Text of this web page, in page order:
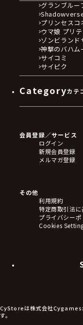
グランブルー
プリンセス
ウマ娘 プリ
ゾンビランド
神撃のバハム
サイコミ
サイピク
Categoryカテ
フィギュア
アクリルスタ
バッジ
キーホルダー
ステッカー・
タペストリー
アームサポー
ブレードホル
食品・飲料品
アパレル小物
アクセサリー
会員登録／サービス
ログイン
新規会員登録
メルマガ登録
その他
利用規約
特定商取引法
プライバシーポ
Cookies
CyStoreは株式会社Cygames
す。